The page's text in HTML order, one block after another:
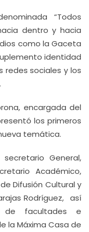
“Todos
dentro y hacia
como la Gaceta
identidad
redes sociales y los
encargada del
los primeros
temática.
General,
Académico,
Difusión Cultural y
Rodríguez, así
de facultades e
la Máxima Casa de